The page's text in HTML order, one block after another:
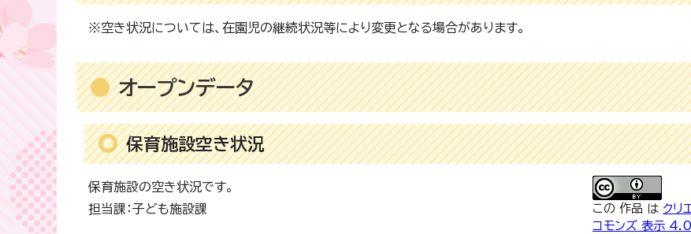
※空き状況については、在園児の継続状況等により変更となる場合があります。
オープンデータ
保育施設空き状況
この 作品 は クリ
コモンズ 表示 4.0
保育施設の空き状況です。
担当課：子ども施設課